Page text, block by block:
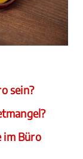
sein?
im Büro